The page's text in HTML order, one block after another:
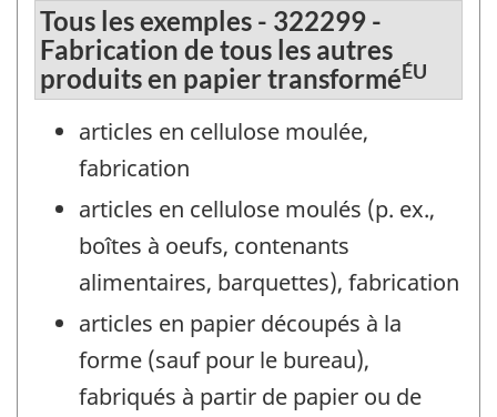
Tous les exemples - 322299 -
Fabrication de tous les autres
produits en papier transforméÉU
articles en cellulose moulée,
fabrication
articles en cellulose moulés (p. ex.,
boîtes à oeufs, contenants
alimentaires, barquettes), fabrication
articles en papier découpés à la
forme (sauf pour le bureau),
fabriqués à partir de papier ou de